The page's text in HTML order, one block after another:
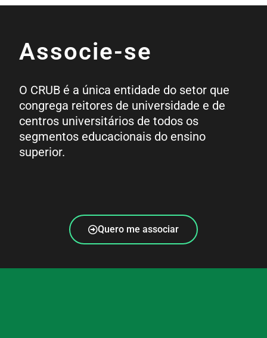
Associe-se
O CRUB é a única entidade do setor que
congrega reitores de universidade e de
centros universitários de todos os
segmentos educacionais do ensino
superior.
Quero me associar